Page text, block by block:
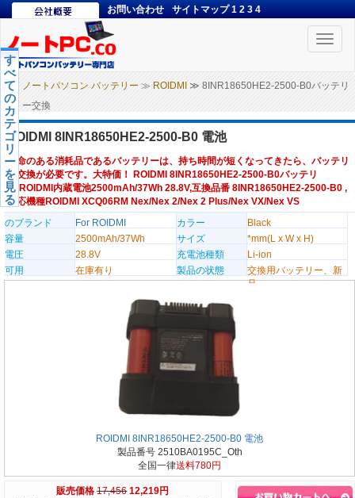
お問い合わせ サイトマップ 1 2 3 4
Toggle
ノートパソコン バッテリー ≫ ROIDMI ≫ 8INR18650HE2-2500-B0バッテリ
ー交換
す
べ
て
の
カ
テ
ゴ
リ
ー
を
見
る
ROIDMI 8INR18650HE2-2500-B0 電池
寿命のある消耗品であるバッテリーは、持ち時間が短くなってきたら、バッテリ
ー交換が必要です。大特価！ ROIDMI 8INR18650HE2-2500-B0バッテリ
ー,ROIDMI内蔵電池2500mAh/37Wh 28.8V,互換品番 8INR18650HE2-2500-B0 ,
対応機種ROIDMI XCQ06RM Nex/Nex 2/Nex 2 Plus/Nex VX/Nex VS
のブランド
For ROIDMI カラー
Black
容量
2500mAh/37Wh サイズ
*mm(L x W x H)
電圧
28.8V 充電池種類
Li-ion
可用
在庫有り 製品の状態
交換用バッテリー、新
品
ROIDMI 8INR18650HE2-2500-B0 電池
製品番号 2510BA0195C_Oth
全国一律送料780円
販売価格 17,456 12,219円